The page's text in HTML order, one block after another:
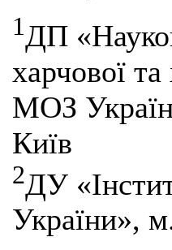
1ДП
харчової
МОЗ
Київ
2ДУ
України»,